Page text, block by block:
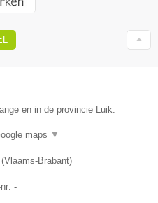
en in de provincie Luik.
maps ▼
(Vlaams-Brabant)
-